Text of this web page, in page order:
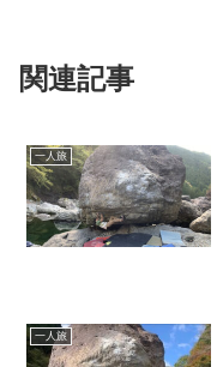
関連記事
一人旅
一人旅